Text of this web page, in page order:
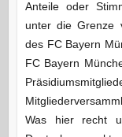
Anteile oder
unter die Grenze
des FC Bayern
FC Bayern
Was hier recht